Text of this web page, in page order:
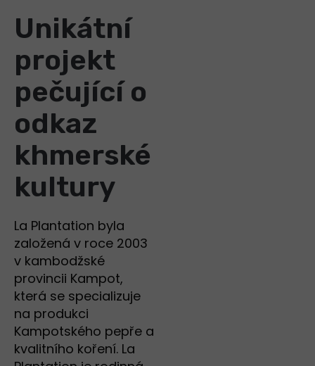
Unikátní
projekt
pečující o
odkaz
khmerské
kultury
La Plantation byla
založená v roce 2003
v kambodžské
provincii Kampot,
která se specializuje
na produkci
Kampotského pepře a
kvalitního koření. La